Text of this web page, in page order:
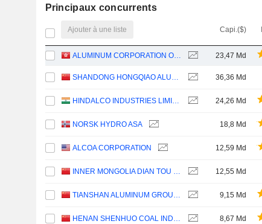
Principaux concurrents
Ajouter à une liste Capi.($)
ALUMINUM CORPORATION OF CHINA LIMITED 23,47 Md
SHANDONG HONGQIAO ALUMINUM INDUSTRY HOLDING COMPANY LIMITED 36,36 Md
HINDALCO INDUSTRIES LIMITED 24,26 Md
NORSK HYDRO ASA 18,8 Md
ALCOA CORPORATION 12,59 Md
INNER MONGOLIA DIAN TOU ENERGY CORPORATION LIMITED 12,55 Md
TIANSHAN ALUMINUM GROUP CO.,LTD 9,15 Md
HENAN SHENHUO COAL INDUSTRY AND ELECTRICITY POWER CO. LTD 8,67 Md